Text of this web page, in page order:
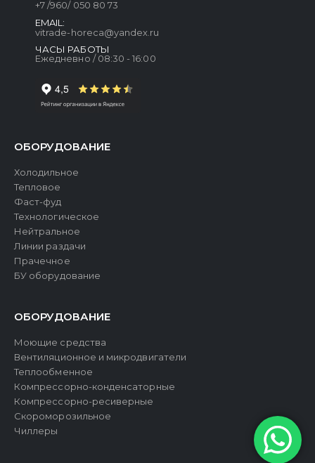
+7 /960/ 050 80 73
EMAIL:
vitrade-horeca@yandex.ru
ЧАСЫ РАБОТЫ
Ежедневно / 08:30 - 16:00
ОБОРУДОВАНИЕ
Холодильное
Тепловое
Фаст-фуд
Технологическое
Нейтральное
Линии раздачи
Прачечное
БУ оборудование
ОБОРУДОВАНИЕ
Моющие средства
Вентиляционное и микродвигатели
Теплообменное
Компрессорно-конденсаторные
Компрессорно-ресиверные
Скороморозильное
Чиллеры